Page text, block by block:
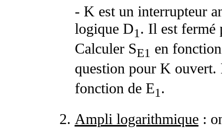
- K est un interrupteur
logique D1 . Il est fermé
Calculer SE1 en
question pour K ouvert.
fonction de E1 .
Ampli logarithmique: